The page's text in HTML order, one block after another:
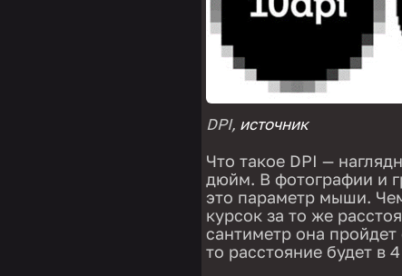
DPI, источник
Что такое DPI —
дюйм. В фотографии и
это параметр мыши.
курсок за то же
сантиметр она
то расстояние будет в